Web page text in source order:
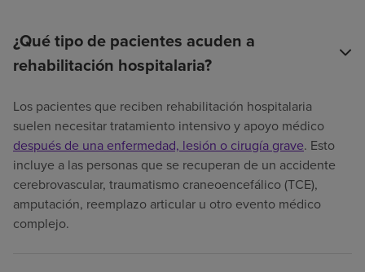
¿Qué tipo de pacientes acuden a
rehabilitación hospitalaria?
Los pacientes que reciben rehabilitación hospitalaria
suelen necesitar tratamiento intensivo y apoyo médico
después de una enfermedad, lesión o cirugía grave. Esto
incluye a las personas que se recuperan de un accidente
cerebrovascular, traumatismo craneoencefálico (TCE),
amputación, reemplazo articular u otro evento médico
complejo.